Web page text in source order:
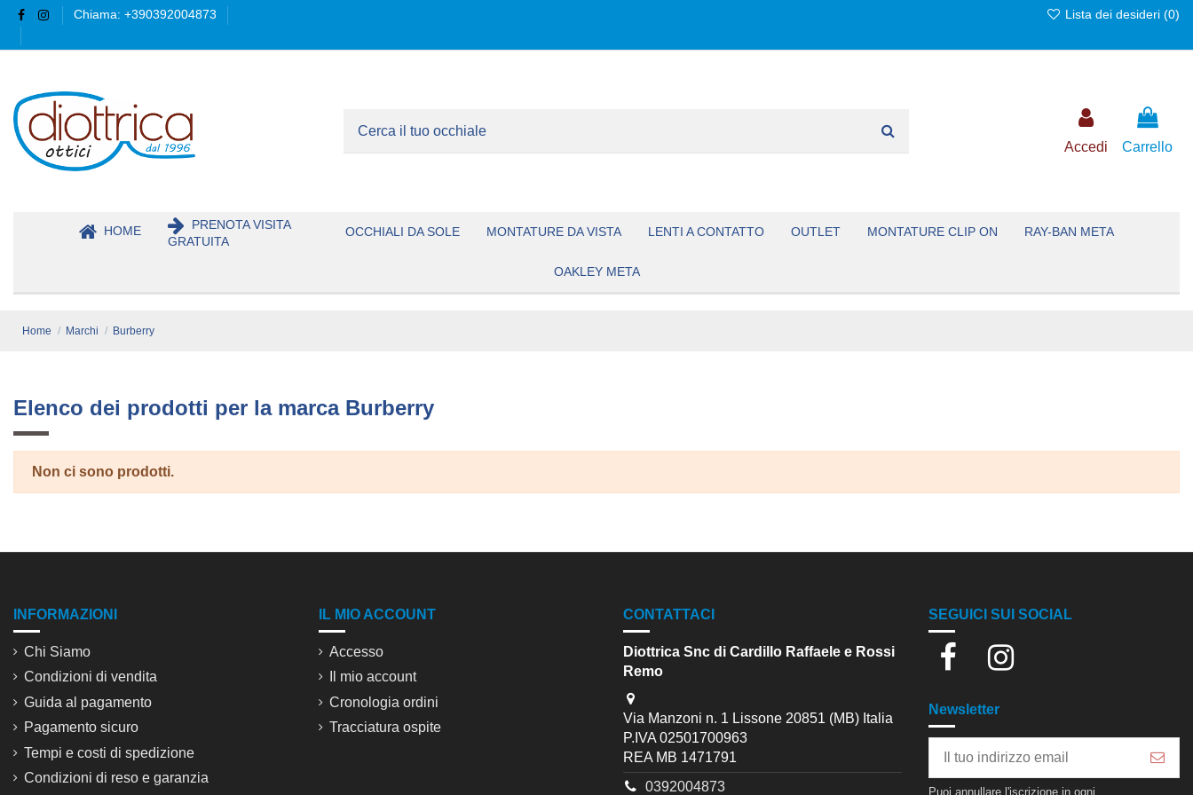
Chiama: +390392004873 Lista dei desideri (0)
Accedi Carrello
HOME
PRENOTA VISITA
GRATUITA
OCCHIALI DA SOLE MONTATURE DA VISTA LENTI A CONTATTO OUTLET MONTATURE CLIP ON RAY-BAN META
OAKLEY META
Home Marchi Burberry
Elenco dei prodotti per la marca Burberry
Non ci sono prodotti.
INFORMAZIONI
Chi Siamo
Condizioni di vendita
Guida al pagamento
Pagamento sicuro
Tempi e costi di spedizione
Condizioni di reso e garanzia
IL MIO ACCOUNT
Accesso
Il mio account
Cronologia ordini
Tracciatura ospite
CONTATTACI
Diottrica Snc di Cardillo Raffaele e Rossi
Remo
Via Manzoni n. 1 Lissone 20851 (MB) Italia
P.IVA 02501700963
REA MB 1471791
0392004873
SEGUICI SUI SOCIAL
Newsletter
Puoi annullare l'iscrizione in ogni